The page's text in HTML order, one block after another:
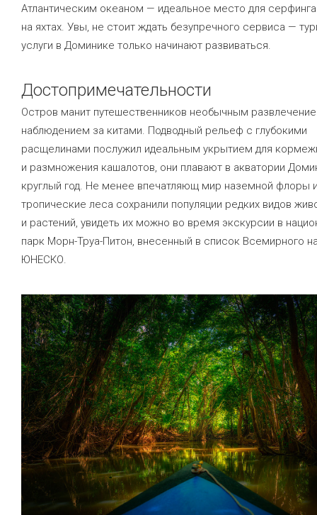
Атлантическим океаном — идеальное место для серфинга
на яхтах. Увы, не стоит ждать безупречного сервиса —
услуги в Доминике только начинают развиваться.
Достопримечательности
Остров манит путешественников необычным
наблюдением за китами. Подводный рельеф с глубокими
расщелинами послужил идеальным укрытием для
и размножения кашалотов, они плавают в акватории
круглый год. Не менее впечатляющ мир наземной флоры
тропические леса сохранили популяции редких видов
и растений, увидеть их можно во время экскурсии в
парк Морн-Труа-Питон, внесенный в список Всемирного
ЮНЕСКО.